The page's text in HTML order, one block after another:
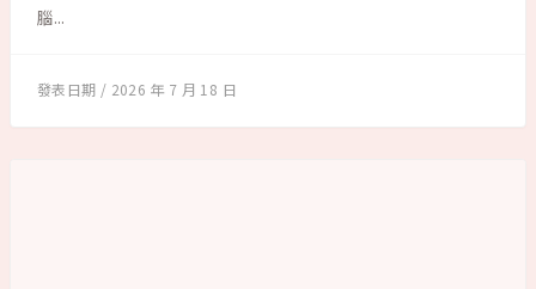
腦...
2026 年 7 月 18 日